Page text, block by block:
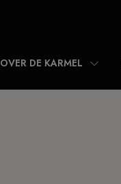
OVER DE KARMEL